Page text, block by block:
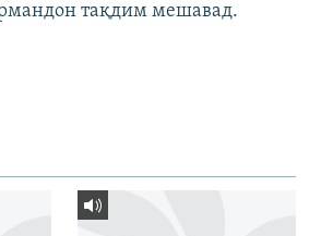
тақдим мешавад.